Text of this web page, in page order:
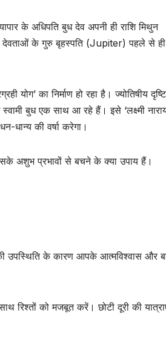
के अधिपति बुध देव अपनी ही राशि मिथुन
के गुरु बृहस्पति (Jupiter) पहले से ही
का निर्माण हो रहा है। ज्योतिषीय
बुध एक साथ आ रहे हैं। इसे ‘लक्ष्मी
धान्य की वर्षा करेगा।
अशुभ प्रभावों से बचने के क्या उपाय हैं।
उपस्थिति के कारण आपके आत्मविश्वास और
रिश्तों को मजबूत करें। छोटी दूरी की